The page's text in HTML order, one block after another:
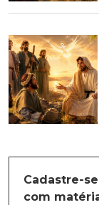
Cadastre-
com